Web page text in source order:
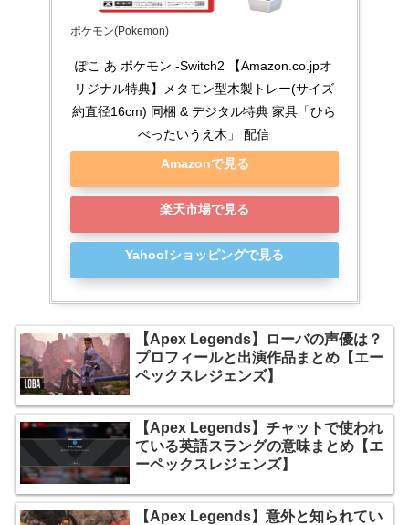
ポケモン(Pokemon)
ぽこ あ ポケモン -Switch2 【Amazon.co.jpオ
リジナル特典】メタモン型木製トレー(サイズ
約直径16cm) 同梱 & デジタル特典 家具「ひら
べったいうえ木」 配信
Amazonで見る
楽天市場で見る
Yahoo!ショッピングで見る
【Apex Legends】ローバの声優は？
プロフィールと出演作品まとめ【エー
ペックスレジェンズ】
【Apex Legends】チャットで使われ
ている英語スラングの意味まとめ【エ
ーペックスレジェンズ】
【Apex Legends】意外と知られてい